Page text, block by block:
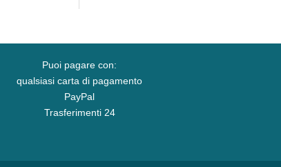
Puoi pagare con:
qualsiasi carta di pagamento
PayPal
Trasferimenti 24